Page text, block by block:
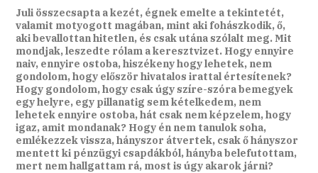
Juli összecsapta a kezét, égnek emelte a tekintetét,
valamit motyogott magában, mint aki fohászkodik, ő,
aki bevallottan hitetlen, és csak utána szólalt meg. Mit
mondjak, leszedte rólam a keresztvizet. Hogy ennyire
naiv, ennyire ostoba, hiszékeny hogy lehetek, nem
gondolom, hogy először hivatalos irattal értesítenek?
Hogy gondolom, hogy csak úgy szíre-szóra bemegyek
egy helyre, egy pillanatig sem kételkedem, nem
lehetek ennyire ostoba, hát csak nem képzelem, hogy
igaz, amit mondanak? Hogy én nem tanulok soha,
emlékezzek vissza, hányszor átvertek, csak ő hányszor
mentett ki pénzügyi csapdákból, hányba belefutottam,
mert nem hallgattam rá, most is úgy akarok járni?